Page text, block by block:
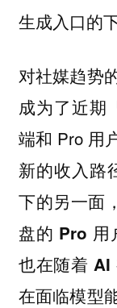
生成入口的下
对社媒趋势
成为了近期
端和 Pro 用
新的收入路
下的另一面
盘的 Pro 用
也在随着 AI
在面临模型